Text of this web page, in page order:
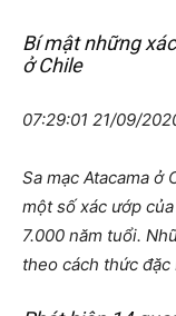
Bí mật những
ở Chile
07:29:01 21/09/
Sa mạc Atacama ở
một số xác ướp
7.000 năm tuổi.
theo cách thức đặc